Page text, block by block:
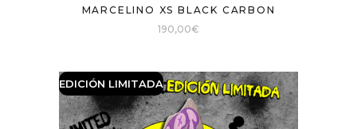
MARCELINO XS BLACK CARBON
190,00€
EDICIÓN LIMITADA